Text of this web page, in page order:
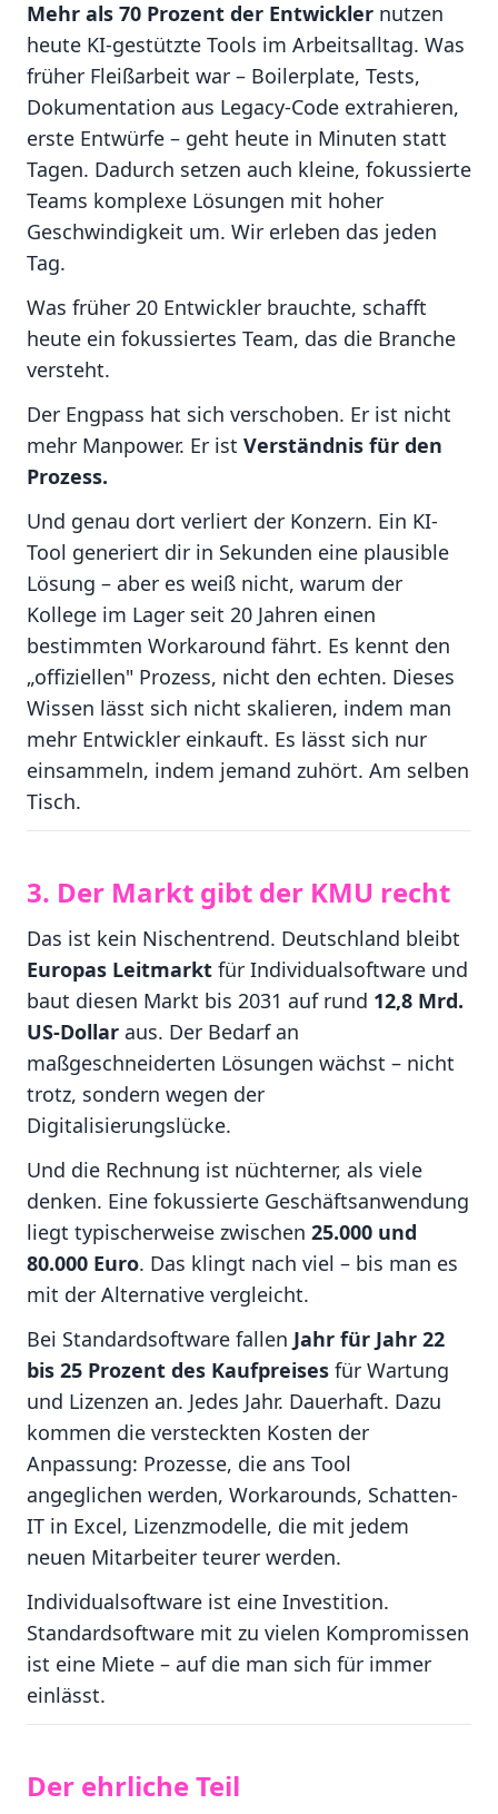
Mehr als 70 Prozent der Entwickler nutzen
heute KI-gestützte Tools im Arbeitsalltag. Was
früher Fleißarbeit war – Boilerplate, Tests,
Dokumentation aus Legacy-Code extrahieren,
erste Entwürfe – geht heute in Minuten statt
Tagen. Dadurch setzen auch kleine, fokussierte
Teams komplexe Lösungen mit hoher
Geschwindigkeit um. Wir erleben das jeden
Tag.
Was früher 20 Entwickler brauchte, schafft
heute ein fokussiertes Team, das die Branche
versteht.
Der Engpass hat sich verschoben. Er ist nicht
mehr Manpower. Er ist Verständnis für den
Prozess.
Und genau dort verliert der Konzern. Ein KI-
Tool generiert dir in Sekunden eine plausible
Lösung – aber es weiß nicht, warum der
Kollege im Lager seit 20 Jahren einen
bestimmten Workaround fährt. Es kennt den
„offiziellen" Prozess, nicht den echten. Dieses
Wissen lässt sich nicht skalieren, indem man
mehr Entwickler einkauft. Es lässt sich nur
einsammeln, indem jemand zuhört. Am selben
Tisch.
3. Der Markt gibt der KMU recht
Das ist kein Nischentrend. Deutschland bleibt
Europas Leitmarkt für Individualsoftware und
baut diesen Markt bis 2031 auf rund 12,8 Mrd.
US-Dollar aus. Der Bedarf an
maßgeschneiderten Lösungen wächst – nicht
trotz, sondern wegen der
Digitalisierungslücke.
Und die Rechnung ist nüchterner, als viele
denken. Eine fokussierte Geschäftsanwendung
liegt typischerweise zwischen 25.000 und
80.000 Euro. Das klingt nach viel – bis man es
mit der Alternative vergleicht.
Bei Standardsoftware fallen Jahr für Jahr 22
bis 25 Prozent des Kaufpreises für Wartung
und Lizenzen an. Jedes Jahr. Dauerhaft. Dazu
kommen die versteckten Kosten der
Anpassung: Prozesse, die ans Tool
angeglichen werden, Workarounds, Schatten-
IT in Excel, Lizenzmodelle, die mit jedem
neuen Mitarbeiter teurer werden.
Individualsoftware ist eine Investition.
Standardsoftware mit zu vielen Kompromissen
ist eine Miete – auf die man sich für immer
einlässt.
Der ehrliche Teil